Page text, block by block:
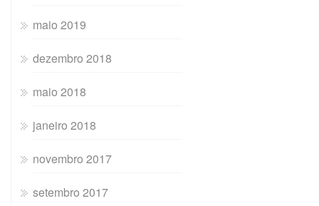
maio 2019
dezembro 2018
maio 2018
janeiro 2018
novembro 2017
setembro 2017